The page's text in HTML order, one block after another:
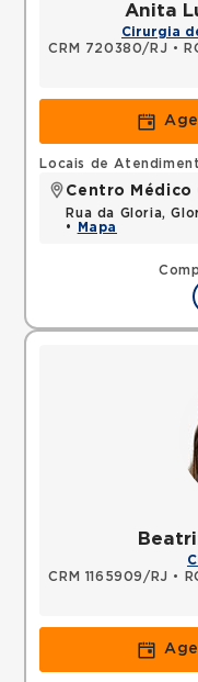
Anita
Cirurgia
CRM 720380/RJ •
Locais de
Centro Médico
Rua da Gloria,
•
Mapa
CRM 1165909/RJ •